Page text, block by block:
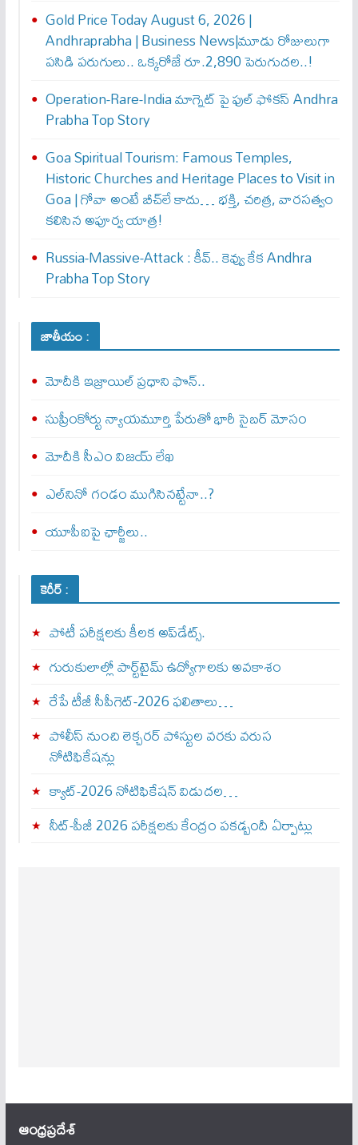
Gold Price Today August 6, 2026 |
Andhraprabha | Business News|మూడు రోజులుగా
పసిడి పరుగులు.. ఒక్కరోజే రూ.2,890 పెరుగుద‌ల‌..!
Operation-Rare-India మాగ్నెట్ పై ఫుల్ ఫోక‌స్ Andhra
Prabha Top Story
Goa Spiritual Tourism: Famous Temples,
Historic Churches and Heritage Places to Visit in
Goa | గోవా అంటే బీచ్‌లే కాదు… భక్తి, చరిత్ర, వారసత్వం
కలిసిన అపూర్వ యాత్ర!
Russia-Massive-Attack : కీవ్‌.. కెవ్వు కేక‌ Andhra
Prabha Top Story
జాతీయం :
మోదీకి ఇజ్రాయిల్ ప్ర‌ధాని ఫొన్..
సుప్రీంకోర్టు న్యాయమూర్తి పేరుతో భారీ సైబర్ మోసం
మోదీకి సీఎం విజయ్ లేఖ
ఎల్‌నినో గండం ముగిసినట్టేనా..?
యూపీఐపై ఛార్జీలు..
కెరీర్ :
పోటీ పరీక్షలకు కీలక అప్‌డేట్స్.
గురుకులాల్లో పార్ట్‌టైమ్ ఉద్యోగాలకు అవకాశం
రేపే టీజీ సీపీగెట్‌-2026 ఫలితాలు…
పోలీస్ నుంచి లెక్చరర్ పోస్టుల వరకు వరుస
నోటిఫికేషన్లు
క్యాట్-2026 నోటిఫికేషన్ విడుదల…
నీట్-పీజీ 2026 పరీక్షలకు కేంద్రం పకడ్బందీ ఏర్పాట్లు
ఆంధ్ర‌ప్ర‌దేశ్